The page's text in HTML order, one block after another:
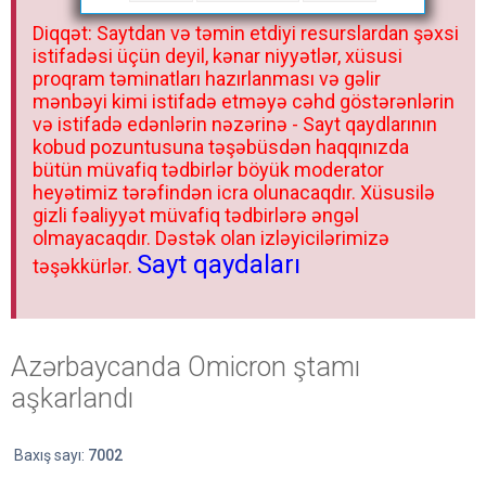
Diqqət: Saytdan və təmin etdiyi resurslardan şəxsi
istifadəsi üçün deyil, kənar niyyətlər, xüsusi
proqram təminatları hazırlanması və gəlir
mənbəyi kimi istifadə etməyə cəhd göstərənlərin
və istifadə edənlərin nəzərinə - Sayt qaydlarının
kobud pozuntusuna təşəbüsdən haqqınızda
bütün müvafiq tədbirlər böyük moderator
heyətimiz tərəfindən icra olunacaqdır. Xüsusilə
gizli fəaliyyət müvafiq tədbirlərə əngəl
olmayacaqdır. Dəstək olan izləyicilərimizə
təşəkkürlər. Sayt qaydaları
Azərbaycanda Omicron ştamı
aşkarlandı
Baxış sayı: 7002